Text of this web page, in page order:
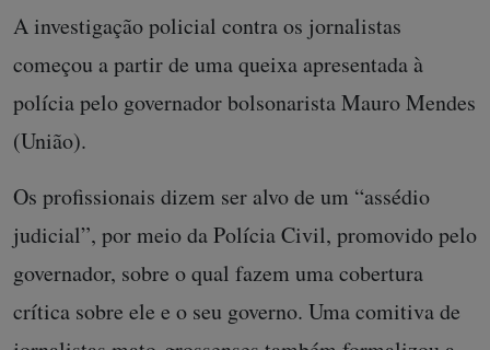
A investigação policial contra os jornalistas
começou a partir de uma queixa apresentada à
polícia pelo governador bolsonarista Mauro Mendes
(União).
Os profissionais dizem ser alvo de um “assédio
judicial”, por meio da Polícia Civil, promovido pelo
governador, sobre o qual fazem uma cobertura
crítica sobre ele e o seu governo. Uma comitiva de